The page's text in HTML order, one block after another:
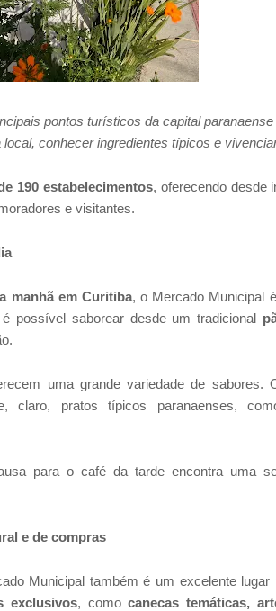
pontos turísticos da capital
conhecer ingredientes típicos e
190 estabelecimentos, oferecendo desde
e visitantes.
manhã em Curitiba, o Mercado Municipal
possível saborear desde um tradicional
uma grande variedade de sabores.
claro, pratos típicos paranaenses,
para o café da tarde encontra uma
e de compras
Municipal também é um excelente lugar
exclusivos, comocanecas temáticas,